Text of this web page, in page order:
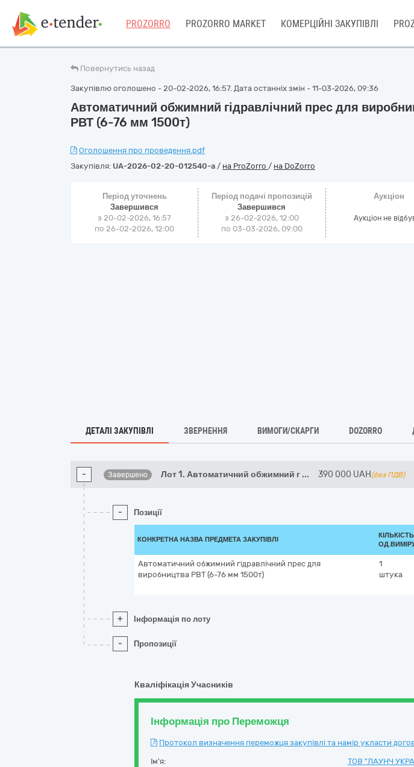
PROZORRO PROZORRO MARKET КОМЕРЦІЙНІ ЗАКУПІВЛІ
Повернутись назад
Закупівлю оголошено - 20-02-2026, 16:57. Дата останніх змін - 11-03-2026, 09:36
Автоматичний обжимний гідравлічний прес для
РВТ (6-76 мм 1500т)
Оголошення про проведення.pdf
Закупівля: UA-2026-02-20-012540-a / на ProZorro / на DoZorro
Період уточнень
Завершився
з 20-02-2026, 16:57
по 26-02-2026, 12:00
Період подачі пропозицій
Завершився
з 26-02-2026, 12:00
по 03-03-2026, 09:00
Аукціон
Аукціон не
ДЕТАЛІ ЗАКУПІВЛІ ЗВЕРНЕННЯ ВИМОГИ/СКАРГИ DOZORRO
- Завершено Лот 1. Автоматичний обжимний г ... 390 000 UAH (без ПДВ)
- Позиції
КОНКРЕТНА НАЗВА ПРЕДМЕТА ЗАКУПІВЛІ
Автоматичний обжимний гідравлічний прес для
виробництва РВТ (6-76 мм 1500т)
1
штука
+ Інформація по лоту
- Пропозиції
Кваліфікація Учасників
Інформація про Переможця
Протокол визначення переможця закупівлі та намір укласти
Ім'я: ТОВ "ЛАУНЧ